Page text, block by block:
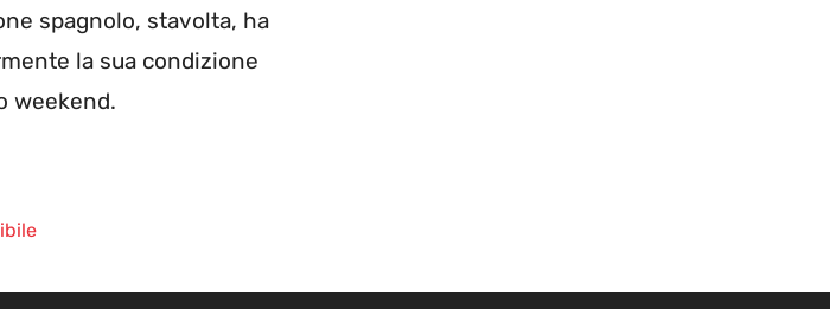
spagnolo, stavolta, ha
la sua condizione
weekend.